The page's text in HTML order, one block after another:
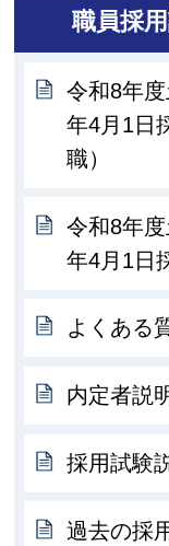
職員採
令和8年
年4月1日
職）
令和8年
年4月1日
よくある
内定者説
採用試験
過去の採